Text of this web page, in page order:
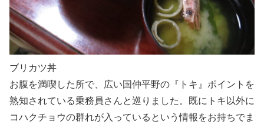
ブリカツ丼
お腹を満喫した所で、広い国仲平野の『トキ』ポイントを
熟知されている乗務員さんと巡りました。既にトキ以外に
コハクチョウの群れが入っているという情報をお持ちでま